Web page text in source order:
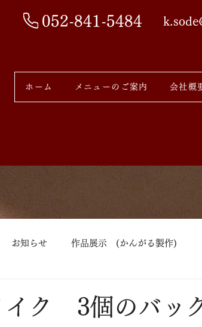
052-841-5484
ホーム メニューのご案内 会社概
お知らせ 作品展示 (かんがる製作)
ク 3個のバッ